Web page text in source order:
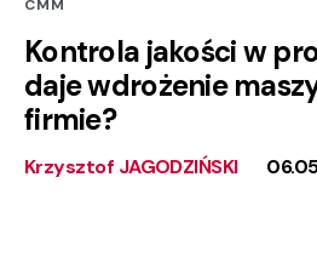
CMM
Kontrola jakości w
daje wdrożenie
firmie?
Krzysztof JAGODZIŃSKI